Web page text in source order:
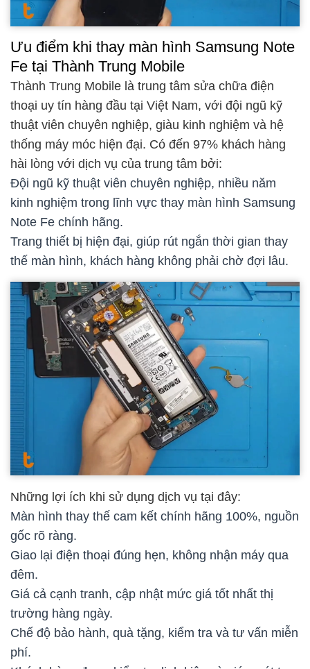
Ưu điểm khi thay màn hình Samsung Note
Fe tại Thành Trung Mobile
Thành Trung Mobile là trung tâm sửa chữa điện
thoại uy tín hàng đầu tại Việt Nam, với đội ngũ kỹ
thuật viên chuyên nghiệp, giàu kinh nghiệm và hệ
thống máy móc hiện đại. Có đến 97% khách hàng
hài lòng với dịch vụ của trung tâm bởi:
Đội ngũ kỹ thuật viên chuyên nghiệp, nhiều năm
kinh nghiệm trong lĩnh vực thay màn hình Samsung
Note Fe chính hãng.
Trang thiết bị hiện đại, giúp rút ngắn thời gian thay
thế màn hình, khách hàng không phải chờ đợi lâu.
Những lợi ích khi sử dụng dịch vụ tại đây:
Màn hình thay thế cam kết chính hãng 100%, nguồn
gốc rõ ràng.
Giao lại điện thoại đúng hẹn, không nhận máy qua
đêm.
Giá cả cạnh tranh, cập nhật mức giá tốt nhất thị
trường hàng ngày.
Chế độ bảo hành, quà tặng, kiểm tra và tư vấn miễn
phí.